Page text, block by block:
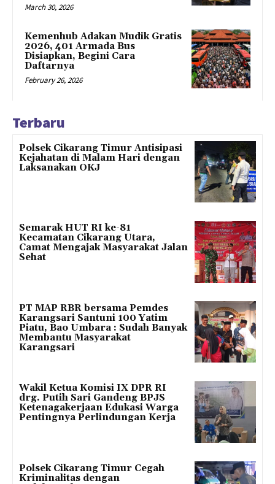
March 30, 2026
Kemenhub Adakan Mudik Gratis
2026, 401 Armada Bus
Disiapkan, Begini Cara
Daftarnya
February 26, 2026
Terbaru
Polsek Cikarang Timur Antisipasi
Kejahatan di Malam Hari dengan
Laksanakan OKJ
Semarak HUT RI ke-81
Kecamatan Cikarang Utara,
Camat Mengajak Masyarakat Jalan
Sehat
PT MAP RBR bersama Pemdes
Karangsari Santuni 100 Yatim
Piatu, Bao Umbara : Sudah Banyak
Membantu Masyarakat
Karangsari
Wakil Ketua Komisi IX DPR RI
drg. Putih Sari Gandeng BPJS
Ketenagakerjaan Edukasi Warga
Pentingnya Perlindungan Kerja
Polsek Cikarang Timur Cegah
Kriminalitas dengan